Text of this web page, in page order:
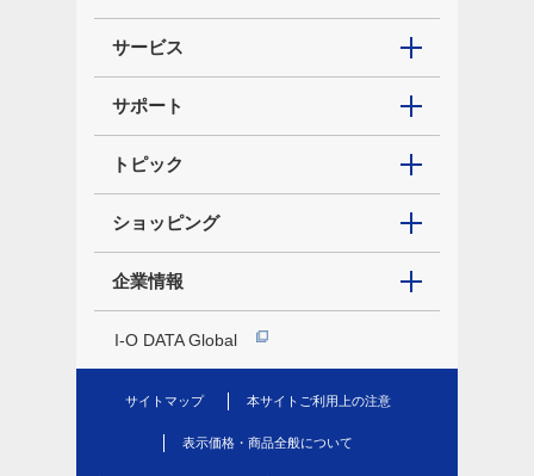
サービス
サポート
トピック
ショッピング
企業情報
I-O DATA Global
サイトマップ 本サイトご利用上の注意
表示価格・商品全般について